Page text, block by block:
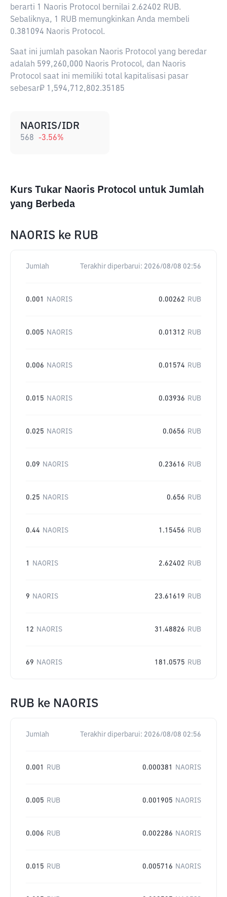
berarti 1 Naoris Protocol bernilai 2.62402 RUB.
Sebaliknya, 1 RUB memungkinkan Anda membeli
0.381094 Naoris Protocol.
Saat ini jumlah pasokan Naoris Protocol yang beredar
adalah 599,260,000 Naoris Protocol, dan Naoris
Protocol saat ini memiliki total kapitalisasi pasar
sebesar₽ 1,594,712,802.35185
NAORIS/IDR
568 -3.56%
Kurs Tukar Naoris Protocol untuk Jumlah
yang Berbeda
NAORIS ke RUB
Jumlah Terakhir diperbarui: 2026/08/08 02:56
0.001 NAORIS 0.00262 RUB
0.005 NAORIS 0.01312 RUB
0.006 NAORIS 0.01574 RUB
0.015 NAORIS 0.03936 RUB
0.025 NAORIS 0.0656 RUB
0.09 NAORIS 0.23616 RUB
0.25 NAORIS 0.656 RUB
0.44 NAORIS 1.15456 RUB
1 NAORIS 2.62402 RUB
9 NAORIS 23.61619 RUB
12 NAORIS 31.48826 RUB
69 NAORIS 181.0575 RUB
RUB ke NAORIS
Jumlah Terakhir diperbarui: 2026/08/08 02:56
0.001 RUB 0.000381 NAORIS
0.005 RUB 0.001905 NAORIS
0.006 RUB 0.002286 NAORIS
0.015 RUB 0.005716 NAORIS